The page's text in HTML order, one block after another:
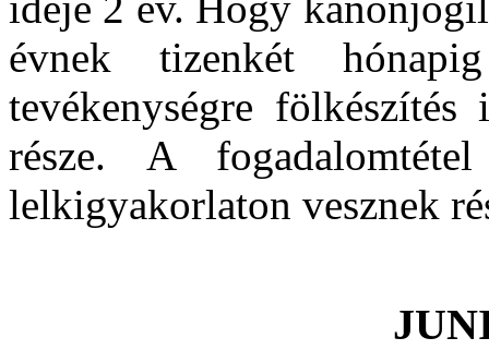
évnek tizenkét
tevékenységre fölkészítés
része. A
lelkigyakorlaton vesznek